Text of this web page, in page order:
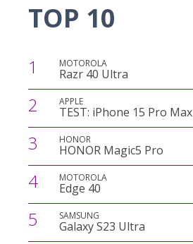
TOP 10
1 MOTOROLA
Razr 40 Ultra
2 APPLE
TEST: iPhone 15 Pro Max
3 HONOR
HONOR Magic5 Pro
4 MOTOROLA
Edge 40
5 SAMSUNG
Galaxy S23 Ultra